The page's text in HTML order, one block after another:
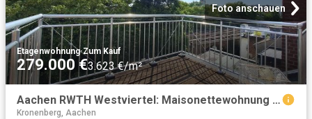
Foto anschauen
Etagenwohnung·Zum Kauf
279.000 €3.623 €/m²
Aachen RWTH Westviertel: Maisonettewohnung mit Dachterrasse
Kronenberg, Aachen